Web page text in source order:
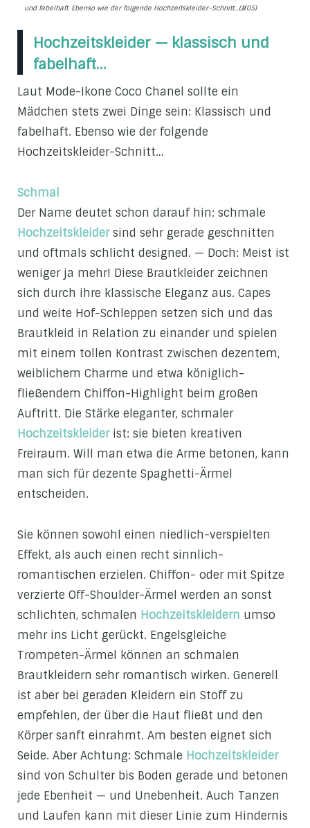
und fabelhaft. Ebenso wie der folgende Hochzeitskleider-Schnitt…(#05)
Hochzeitskleider — klassisch und
fabelhaft…
Laut Mode-Ikone Coco Chanel sollte ein
Mädchen stets zwei Dinge sein: Klassisch und
fabelhaft. Ebenso wie der folgende
Hochzeitskleider-Schnitt…
Schmal
Der Name deutet schon darauf hin: schmale
Hochzeitskleidersind sehr gerade geschnitten
und oftmals schlicht designed. — Doch: Meist ist
weniger ja mehr! Diese Brautkleider zeichnen
sich durch ihre klassische Eleganz aus. Capes
und weite Hof-Schleppen setzen sich und das
Brautkleid in Relation zu einander und spielen
mit einem tollen Kontrast zwischen dezentem,
weiblichem Charme und etwa königlich-
fließendem Chiffon-Highlight beim großen
Auftritt. Die Stärke eleganter, schmaler
Hochzeitskleiderist: sie bieten kreativen
Freiraum. Will man etwa die Arme betonen, kann
man sich für dezente Spaghetti-Ärmel
entscheiden.
Sie können sowohl einen niedlich-verspielten
Effekt, als auch einen recht sinnlich-
romantischen erzielen. Chiffon- oder mit Spitze
verzierte Off-Shoulder-Ärmel werden an sonst
schlichten, schmalen Hochzeitskleidern umso
mehr ins Licht gerückt. Engelsgleiche
Trompeten-Ärmel können an schmalen
Brautkleidern sehr romantisch wirken. Generell
ist aber bei geraden Kleidern ein Stoff zu
empfehlen, der über die Haut fließt und den
Körper sanft einrahmt. Am besten eignet sich
Seide. Aber Achtung: Schmale Hochzeitskleider
sind von Schulter bis Boden gerade und betonen
jede Ebenheit — und Unebenheit. Auch Tanzen
und Laufen kann mit dieser Linie zum Hindernis